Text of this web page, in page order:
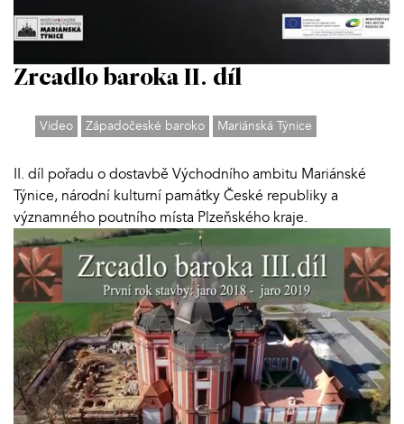
Zrcadlo baroka II. díl
Video Západočeské baroko Mariánská Týnice
II. díl pořadu o dostavbě Východního ambitu Mariánské
Týnice, národní kulturní památky České republiky a
významného poutního místa Plzeňského kraje.